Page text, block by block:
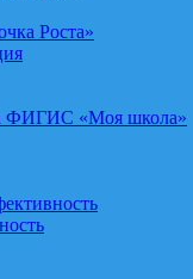
Роста»
ФИГИС «Моя школа»